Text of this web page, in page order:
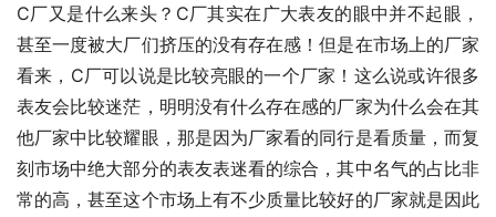
C厂又是什么来头？C厂其实在广大表友的眼中并不起眼，
甚至一度被大厂们挤压的没有存在感！但是在市场上的厂家
看来，C厂可以说是比较亮眼的一个厂家！这么说或许很多
表友会比较迷茫，明明没有什么存在感的厂家为什么会在其
他厂家中比较耀眼，那是因为厂家看的同行是看质量，而复
刻市场中绝大部分的表友表迷看的综合，其中名气的占比非
常的高，甚至这个市场上有不少质量比较好的厂家就是因此